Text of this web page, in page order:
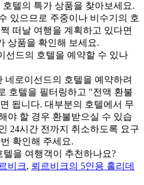
텔의 특가 상품을 찾아보세요.
있으므로 주중이나 비수기의 호
떠날 여행을 계획하고 있다면
상품을 확인해 보세요.
선드의 호텔을 예약할 수 있나
네로이선드의 호텔을 예약하려
호텔을 필터링하고 "전액 환불
됩니다. 대부분의 호텔에서 무
야 할 경우 환불받으실 수 있습
24시간 전까지 취소하도록 요구
확인해 주세요.
을 여행객이 추천하나요?
비크, 뢰르비크의 5인용 홀리데